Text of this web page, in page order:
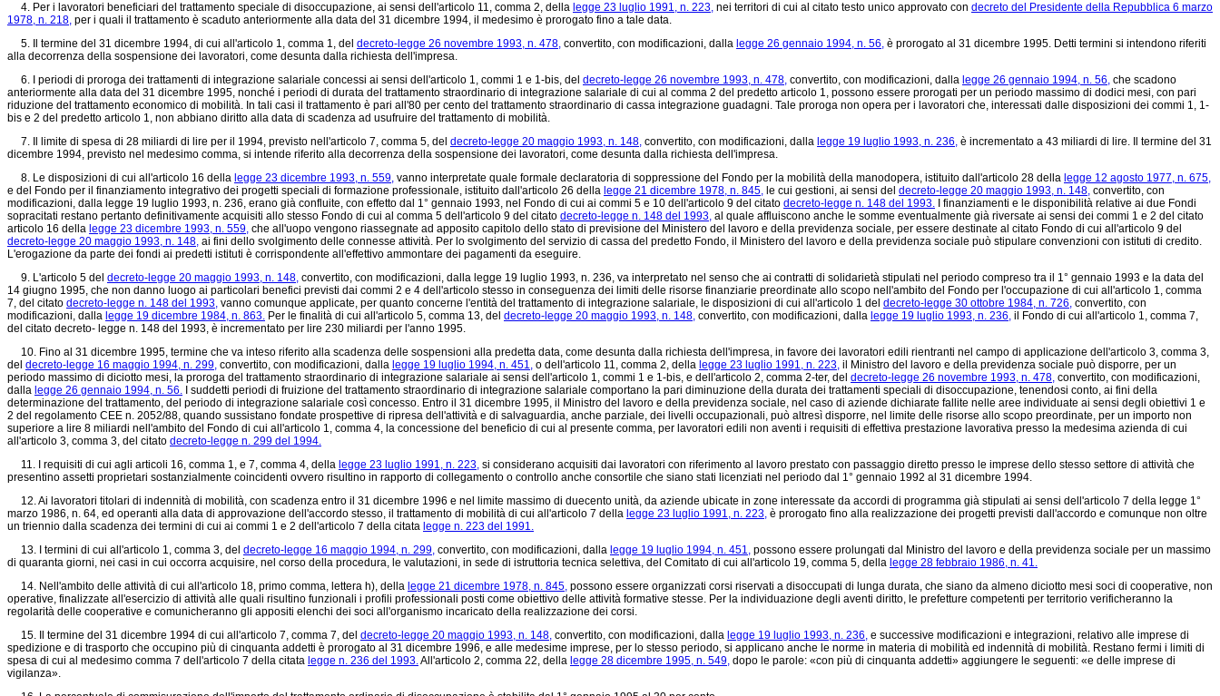
4. Per i lavoratori beneficiari del trattamento speciale di disoccupazione, ai sensi dell'articolo 11, comma 2, della legge 23 luglio 1991, n. 223, nei territori di cui al citato testo unico approvato con decreto del Presidente della Repubblica 6 marzo
1978, n. 218, per i quali il trattamento è scaduto anteriormente alla data del 31 dicembre 1994, il medesimo è prorogato fino a tale data.
5. Il termine del 31 dicembre 1994, di cui all'articolo 1, comma 1, del decreto-legge 26 novembre 1993, n. 478, convertito, con modificazioni, dalla legge 26 gennaio 1994, n. 56, è prorogato al 31 dicembre 1995. Detti termini si intendono riferiti
alla decorrenza della sospensione dei lavoratori, come desunta dalla richiesta dell'impresa.
6. I periodi di proroga dei trattamenti di integrazione salariale concessi ai sensi dell'articolo 1, commi 1 e 1-bis, del decreto-legge 26 novembre 1993, n. 478, convertito, con modificazioni, dalla legge 26 gennaio 1994, n. 56, che scadono
anteriormente alla data del 31 dicembre 1995, nonché i periodi di durata del trattamento straordinario di integrazione salariale di cui al comma 2 del predetto articolo 1, possono essere prorogati per un periodo massimo di dodici mesi, con pari
riduzione del trattamento economico di mobilità. In tali casi il trattamento è pari all'80 per cento del trattamento straordinario di cassa integrazione guadagni. Tale proroga non opera per i lavoratori che, interessati dalle disposizioni dei commi 1, 1-
bis e 2 del predetto articolo 1, non abbiano diritto alla data di scadenza ad usufruire del trattamento di mobilità.
7. Il limite di spesa di 28 miliardi di lire per il 1994, previsto nell'articolo 7, comma 5, del decreto-legge 20 maggio 1993, n. 148, convertito, con modificazioni, dalla legge 19 luglio 1993, n. 236, è incrementato a 43 miliardi di lire. Il termine del 31
dicembre 1994, previsto nel medesimo comma, si intende riferito alla decorrenza della sospensione dei lavoratori, come desunta dalla richiesta dell'impresa.
8. Le disposizioni di cui all'articolo 16 della legge 23 dicembre 1993, n. 559, vanno interpretate quale formale declaratoria di soppressione del Fondo per la mobilità della manodopera, istituito dall'articolo 28 della legge 12 agosto 1977, n. 675,
e del Fondo per il finanziamento integrativo dei progetti speciali di formazione professionale, istituito dall'articolo 26 della legge 21 dicembre 1978, n. 845, le cui gestioni, ai sensi del decreto-legge 20 maggio 1993, n. 148, convertito, con
modificazioni, dalla legge 19 luglio 1993, n. 236, erano già confluite, con effetto dal 1° gennaio 1993, nel Fondo di cui ai commi 5 e 10 dell'articolo 9 del citato decreto-legge n. 148 del 1993. I finanziamenti e le disponibilità relative ai due Fondi
sopracitati restano pertanto definitivamente acquisiti allo stesso Fondo di cui al comma 5 dell'articolo 9 del citato decreto-legge n. 148 del 1993, al quale affluiscono anche le somme eventualmente già riversate ai sensi dei commi 1 e 2 del citato
articolo 16 della legge 23 dicembre 1993, n. 559, che all'uopo vengono riassegnate ad apposito capitolo dello stato di previsione del Ministero del lavoro e della previdenza sociale, per essere destinate al citato Fondo di cui all'articolo 9 del
decreto-legge 20 maggio 1993, n. 148, ai fini dello svolgimento delle connesse attività. Per lo svolgimento del servizio di cassa del predetto Fondo, il Ministero del lavoro e della previdenza sociale può stipulare convenzioni con istituti di credito.
L'erogazione da parte dei fondi ai predetti istituti è corrispondente all'effettivo ammontare dei pagamenti da eseguire.
9. L'articolo 5 del decreto-legge 20 maggio 1993, n. 148, convertito, con modificazioni, dalla legge 19 luglio 1993, n. 236, va interpretato nel senso che ai contratti di solidarietà stipulati nel periodo compreso tra il 1° gennaio 1993 e la data del
14 giugno 1995, che non danno luogo ai particolari benefici previsti dai commi 2 e 4 dell'articolo stesso in conseguenza dei limiti delle risorse finanziarie preordinate allo scopo nell'ambito del Fondo per l'occupazione di cui all'articolo 1, comma
7, del citato decreto-legge n. 148 del 1993, vanno comunque applicate, per quanto concerne l'entità del trattamento di integrazione salariale, le disposizioni di cui all'articolo 1 del decreto-legge 30 ottobre 1984, n. 726, convertito, con
modificazioni, dalla legge 19 dicembre 1984, n. 863. Per le finalità di cui all'articolo 5, comma 13, del decreto-legge 20 maggio 1993, n. 148, convertito, con modificazioni, dalla legge 19 luglio 1993, n. 236, il Fondo di cui all'articolo 1, comma 7,
del citato decreto- legge n. 148 del 1993, è incrementato per lire 230 miliardi per l'anno 1995.
10. Fino al 31 dicembre 1995, termine che va inteso riferito alla scadenza delle sospensioni alla predetta data, come desunta dalla richiesta dell'impresa, in favore dei lavoratori edili rientranti nel campo di applicazione dell'articolo 3, comma 3,
del decreto-legge 16 maggio 1994, n. 299, convertito, con modificazioni, dalla legge 19 luglio 1994, n. 451, o dell'articolo 11, comma 2, della legge 23 luglio 1991, n. 223, il Ministro del lavoro e della previdenza sociale può disporre, per un
periodo massimo di diciotto mesi, la proroga del trattamento straordinario di integrazione salariale ai sensi dell'articolo 1, commi 1 e 1-bis, e dell'articolo 2, comma 2-ter, del decreto-legge 26 novembre 1993, n. 478, convertito, con modificazioni,
dalla legge 26 gennaio 1994, n. 56. I suddetti periodi di fruizione del trattamento straordinario di integrazione salariale comportano la pari diminuzione della durata dei trattamenti speciali di disoccupazione, tenendosi conto, ai fini della
determinazione del trattamento, del periodo di integrazione salariale così concesso. Entro il 31 dicembre 1995, il Ministro del lavoro e della previdenza sociale, nel caso di aziende dichiarate fallite nelle aree individuate ai sensi degli obiettivi 1 e
2 del regolamento CEE n. 2052/88, quando sussistano fondate prospettive di ripresa dell'attività e di salvaguardia, anche parziale, dei livelli occupazionali, può altresì disporre, nel limite delle risorse allo scopo preordinate, per un importo non
superiore a lire 8 miliardi nell'ambito del Fondo di cui all'articolo 1, comma 4, la concessione del beneficio di cui al presente comma, per lavoratori edili non aventi i requisiti di effettiva prestazione lavorativa presso la medesima azienda di cui
all'articolo 3, comma 3, del citato decreto-legge n. 299 del 1994.
11. I requisiti di cui agli articoli 16, comma 1, e 7, comma 4, della legge 23 luglio 1991, n. 223, si considerano acquisiti dai lavoratori con riferimento al lavoro prestato con passaggio diretto presso le imprese dello stesso settore di attività che
presentino assetti proprietari sostanzialmente coincidenti ovvero risultino in rapporto di collegamento o controllo anche consortile che siano stati licenziati nel periodo dal 1° gennaio 1992 al 31 dicembre 1994.
12. Ai lavoratori titolari di indennità di mobilità, con scadenza entro il 31 dicembre 1996 e nel limite massimo di duecento unità, da aziende ubicate in zone interessate da accordi di programma già stipulati ai sensi dell'articolo 7 della legge 1°
marzo 1986, n. 64, ed operanti alla data di approvazione dell'accordo stesso, il trattamento di mobilità di cui all'articolo 7 della legge 23 luglio 1991, n. 223, è prorogato fino alla realizzazione dei progetti previsti dall'accordo e comunque non oltre
un triennio dalla scadenza dei termini di cui ai commi 1 e 2 dell'articolo 7 della citata legge n. 223 del 1991.
13. I termini di cui all'articolo 1, comma 3, del decreto-legge 16 maggio 1994, n. 299, convertito, con modificazioni, dalla legge 19 luglio 1994, n. 451, possono essere prolungati dal Ministro del lavoro e della previdenza sociale per un massimo
di quaranta giorni, nei casi in cui occorra acquisire, nel corso della procedura, le valutazioni, in sede di istruttoria tecnica selettiva, del Comitato di cui all'articolo 19, comma 5, della legge 28 febbraio 1986, n. 41.
14. Nell'ambito delle attività di cui all'articolo 18, primo comma, lettera h), della legge 21 dicembre 1978, n. 845, possono essere organizzati corsi riservati a disoccupati di lunga durata, che siano da almeno diciotto mesi soci di cooperative, non
operative, finalizzate all'esercizio di attività alle quali risultino funzionali i profili professionali posti come obiettivo delle attività formative stesse. Per la individuazione degli aventi diritto, le prefetture competenti per territorio verificheranno la
regolarità delle cooperative e comunicheranno gli appositi elenchi dei soci all'organismo incaricato della realizzazione dei corsi.
15. Il termine del 31 dicembre 1994 di cui all'articolo 7, comma 7, del decreto-legge 20 maggio 1993, n. 148, convertito, con modificazioni, dalla legge 19 luglio 1993, n. 236, e successive modificazioni e integrazioni, relativo alle imprese di
spedizione e di trasporto che occupino più di cinquanta addetti è prorogato al 31 dicembre 1996, e alle medesime imprese, per lo stesso periodo, si applicano anche le norme in materia di mobilità ed indennità di mobilità. Restano fermi i limiti di
spesa di cui al medesimo comma 7 dell'articolo 7 della citata legge n. 236 del 1993.All'articolo 2, comma 22, della legge 28 dicembre 1995, n. 549, dopo le parole: «con più di cinquanta addetti» aggiungere le seguenti: «e delle imprese di
vigilanza».